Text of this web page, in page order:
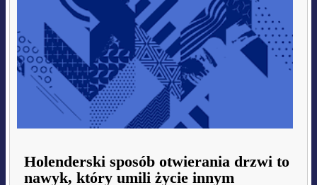
Holenderski sposób otwierania drzwi to
nawyk, który umili życie innym